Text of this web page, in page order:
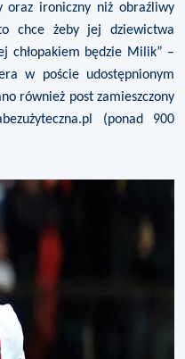
oraz ironiczny niż obraźliwy
chce żeby jej dziewictwa
chłopakiem będzie Milik” –
w poście udostępnionym
również post zamieszczony
(ponad 900